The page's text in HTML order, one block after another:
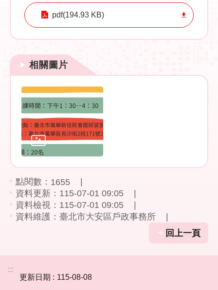
公
開
資
訊
網
導
覽
回
pdf(194.93 KB)
相關圖片
點閱數： 1655
資料更新：115-07-01 09:05
資料檢視：115-07-01 09:05
資料維護：臺北市大安區戶政事務所
回上一頁
:::
更新日期
115-08-08